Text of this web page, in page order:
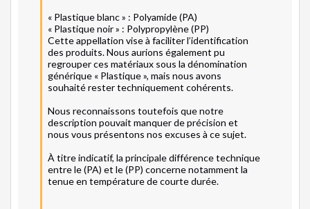
« Plastique blanc » : Polyamide (PA)
« Plastique noir » : Polypropylène (PP)
Cette appellation vise à faciliter l’identification
des produits. Nous aurions également pu
regrouper ces matériaux sous la dénomination
générique « Plastique », mais nous avons
souhaité rester techniquement cohérents.
Nous reconnaissons toutefois que notre
description pouvait manquer de précision et
nous vous présentons nos excuses à ce sujet.
À titre indicatif, la principale différence technique
entre le (PA) et le (PP) concerne notamment la
tenue en température de courte durée.